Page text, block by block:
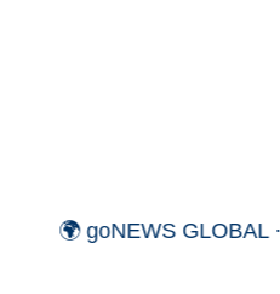
🌍 goNEWS GLOBAL ·